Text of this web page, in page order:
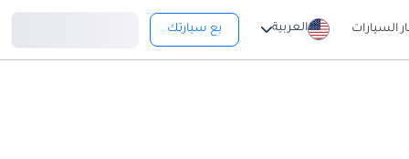
السيارات العربية بع سيارتك